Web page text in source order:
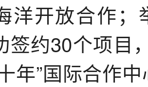
洋开放合作
签约30个项目
年”国际合作